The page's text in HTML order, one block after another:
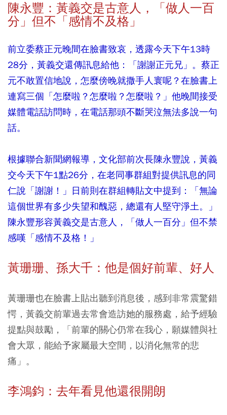
陳永豐：黃義交是古意人，「做人一百
分」但不「感情不及格」
前立委蔡正元晚間在臉書致哀，透露今天下午13時
28分，黃義交還傳訊息給他：「謝謝正元兄」。蔡正
元不敢置信地說，怎麼傍晚就撒手人寰呢？在臉書上
連寫三個「怎麼啦？怎麼啦？怎麼啦？」他晚間接受
媒體電話訪問時，在電話那頭不斷哭泣無法多說一句
話。
根據聯合新聞網報導，文化部前次長陳永豐說，黃義
交今天下午1點26分，在老同事群組對提供訊息的同
仁說「謝謝！」日前則在群組轉貼文中提到：「無論
這個世界有多少失望和醜惡，總還有人堅守淨土。」
陳永豐形容黃義交是古意人，「做人一百分」但不禁
感嘆「感情不及格！」
黃珊珊、孫大千：他是個好前輩、好人
黃珊珊也在臉書上貼出聽到消息後，感到非常震驚錯
愕，黃義交前輩過去常會造訪她的服務處，給予經驗
提點與鼓勵，「前輩的關心仍常在我心，願媒體與社
會大眾，能給予家屬最大空間，以消化無常的悲
痛」。
李鴻鈞：去年看見他還很開朗